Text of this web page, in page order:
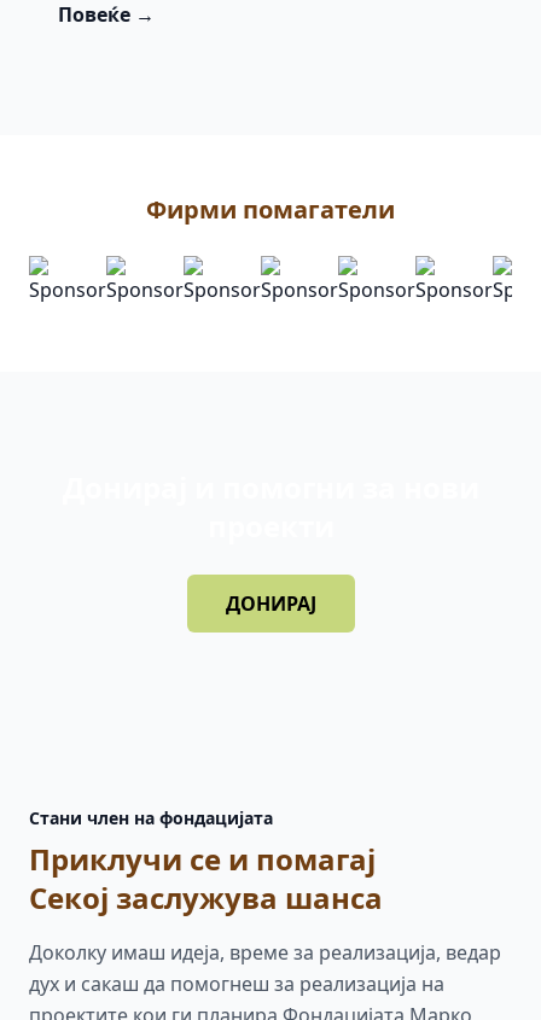
Повеќе →
Фирми помагатели
ДОНИРАЈ
Стани член на фондацијата
Приклучи се и помагај
Секој заслужува шанса
Доколку имаш идеја, време за реализација, ведар
дух и сакаш да помогнеш за реализација на